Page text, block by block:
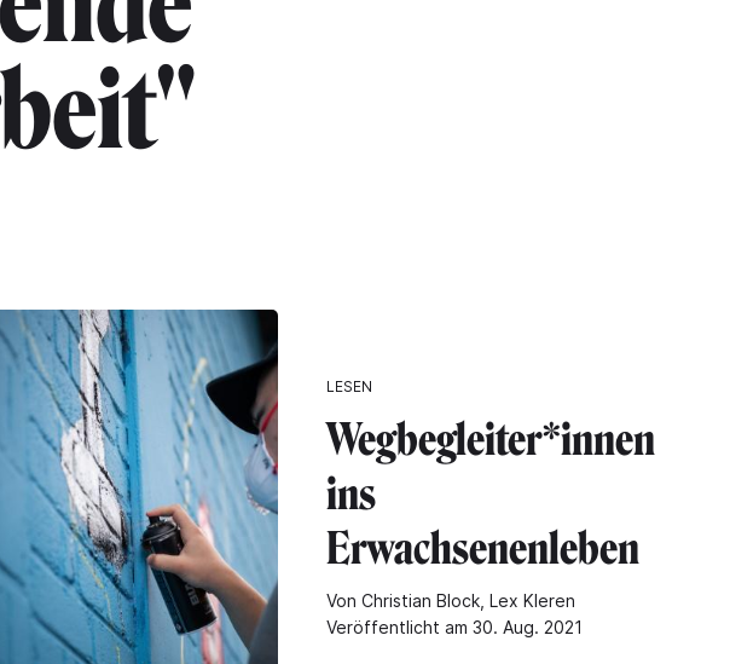
LESEN
Wegbegleiter*innen
ins
Erwachsenenleben
Von Christian Block, Lex Kleren
Veröffentlicht am 30. Aug. 2021